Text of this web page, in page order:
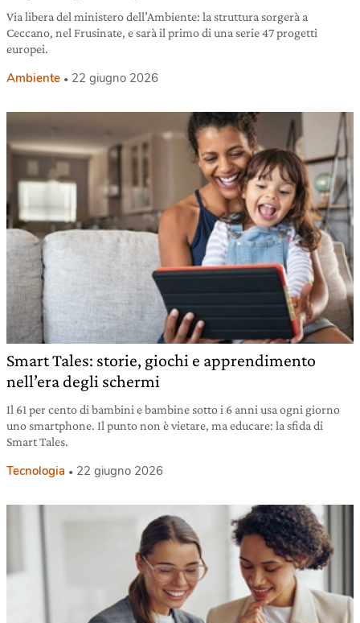
Via libera del ministero dell’Ambiente: la struttura sorgerà a
Ceccano, nel Frusinate, e sarà il primo di una serie 47 progetti
europei.
Ambiente 22 giugno 2026
Smart Tales: storie, giochi e apprendimento
nell’era degli schermi
Il 61 per cento di bambini e bambine sotto i 6 anni usa ogni giorno
uno smartphone. Il punto non è vietare, ma educare: la sfida di
Smart Tales.
Tecnologia 22 giugno 2026